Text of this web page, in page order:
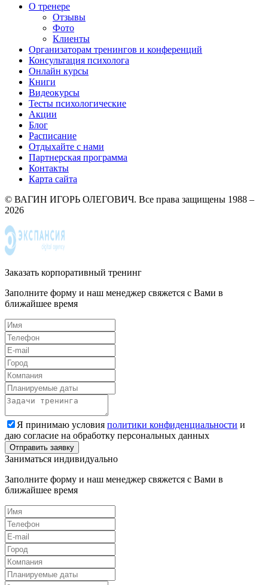
О тренере
Отзывы
Фото
Клиенты
Организаторам тренингов и конференций
Консультация психолога
Онлайн курсы
Книги
Видеокурсы
Тесты психологические
Акции
Блог
Расписание
Отдыхайте с нами
Партнерская программа
Контакты
Карта сайта
© ВАГИН ИГОРЬ ОЛЕГОВИЧ. Все права защищены 1988 –
2026
Заказать корпоративный тренинг
Заполните форму и наш менеджер свяжется с Вами в
ближайшее время
Я принимаю условия политики конфиденциальности и
даю согласие на обработку персональных данных
Заниматься индивидуально
Заполните форму и наш менеджер свяжется с Вами в
ближайшее время